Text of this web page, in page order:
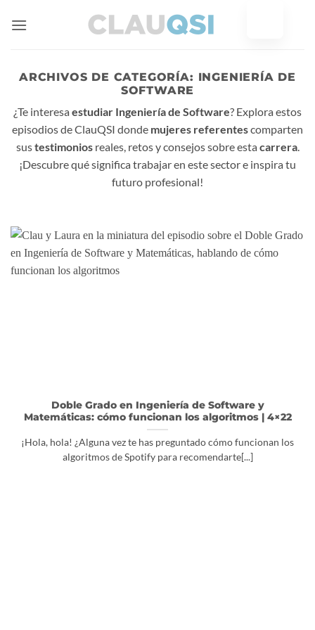
ARCHIVOS DE CATEGORÍA: INGENIERÍA DE
SOFTWARE
¿Te interesa estudiar Ingeniería de Software? Explora estos
episodios de ClauQSI donde mujeres referentescomparten
sustestimoniosreales, retos y consejos sobre esta carrera.
¡Descubre qué significa trabajar en este sector e inspira tu
futuro profesional!
Doble Grado en Ingeniería de Software y
Matemáticas: cómo funcionan los algoritmos | 4×22
¡Hola, hola! ¿Alguna vez te has preguntado cómo funcionan los
algoritmos de Spotify para recomendarte[...]